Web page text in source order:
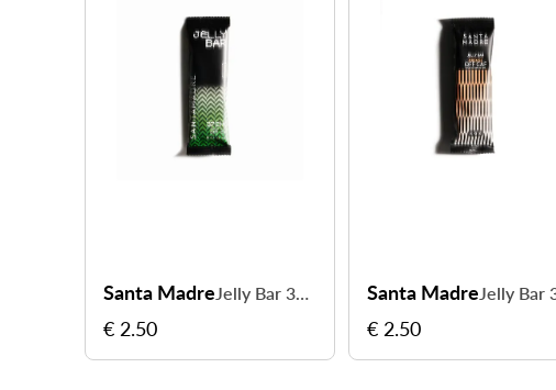
Santa Madre Jelly Bar 37CHO - 37 g de glucides à chaque prise Santa Madre Jelly Bar 37CHO - 37 g de glucides à chaque prise